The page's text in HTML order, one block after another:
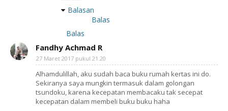
Balasan
Balas
Balas
Fandhy Achmad R
27 Maret 2017 pukul 21.20
Alhamdulillah, aku sudah baca buku rumah kertas ini do.
Sekiranya saya mungkin termasuk dalam golongan
tsundoku, karena kecepatan membacaku tak secepat
kecepatan dalam membeli buku buku haha